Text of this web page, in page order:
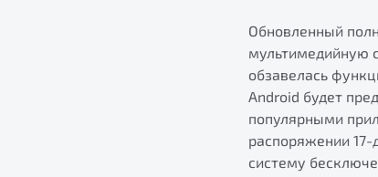
Обновленный
мультимедийную
обзавелась
Android будет
популярными
распоряжении
систему